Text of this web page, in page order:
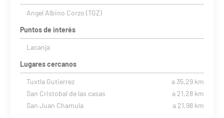
Angel Albino Corzo (TGZ)
Puntos de interés
Lacanja
Lugares cercanos
Tuxtla Gutierrez
a 35,29 km
San Cristobal de las casas
a 21,28 km
San Juan Chamula
a 21,98 km